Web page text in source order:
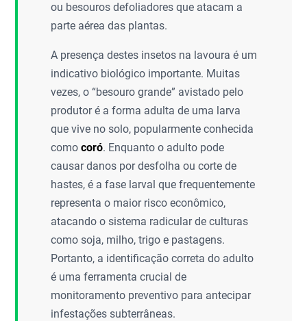
ou besouros defoliadores que atacam a
parte aérea das plantas.
A presença destes insetos na lavoura é um
indicativo biológico importante. Muitas
vezes, o “besouro grande” avistado pelo
produtor é a forma adulta de uma larva
que vive no solo, popularmente conhecida
comocoró. Enquanto o adulto pode
causar danos por desfolha ou corte de
hastes, é a fase larval que frequentemente
representa o maior risco econômico,
atacando o sistema radicular de culturas
como soja, milho, trigo e pastagens.
Portanto, a identificação correta do adulto
é uma ferramenta crucial de
monitoramento preventivo para antecipar
infestações subterrâneas.